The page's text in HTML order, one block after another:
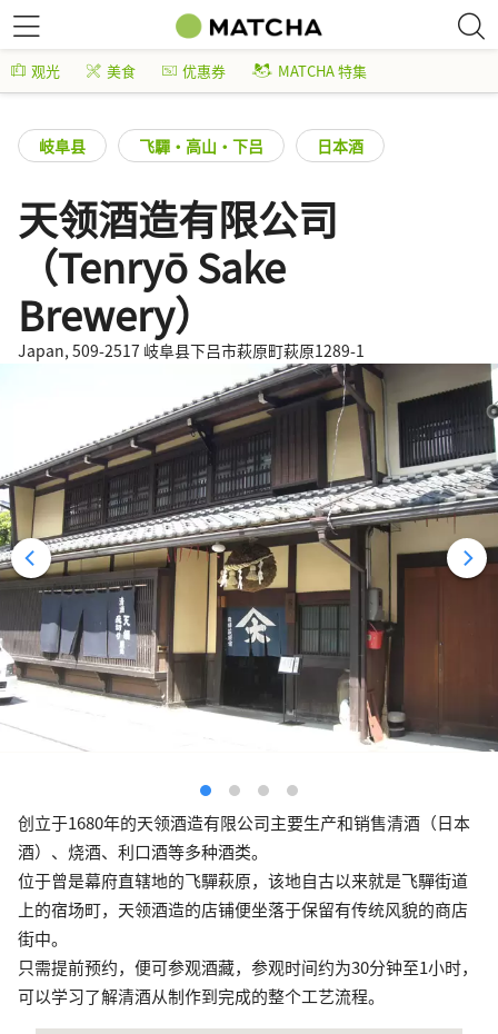
观光 美食 优惠券 MATCHA 特集
岐阜县 飞驒・高山・下吕 日本酒
天领酒造有限公司
（Tenryō Sake
Brewery）
Japan, 509-2517 岐阜县下吕市萩原町萩原1289-1
创立于1680年的天领酒造有限公司主要生产和销售清酒（日本
酒）、烧酒、利口酒等多种酒类。
位于曾是幕府直辖地的飞驒萩原，该地自古以来就是飞驒街道
上的宿场町，天领酒造的店铺便坐落于保留有传统风貌的商店
街中。
只需提前预约，便可参观酒藏，参观时间约为30分钟至1小时，
可以学习了解清酒从制作到完成的整个工艺流程。